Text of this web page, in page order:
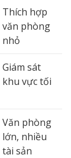
Thích hợp
văn phòng
nhỏ
Giám sát
khu vực tối
Văn phòng
lớn, nhiều
tài sản